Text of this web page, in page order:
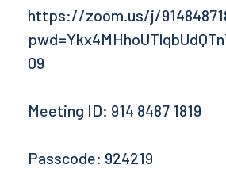
https://zoom.us/j/
09
Meeting ID: 914 8487 1819
Passcode: 924219